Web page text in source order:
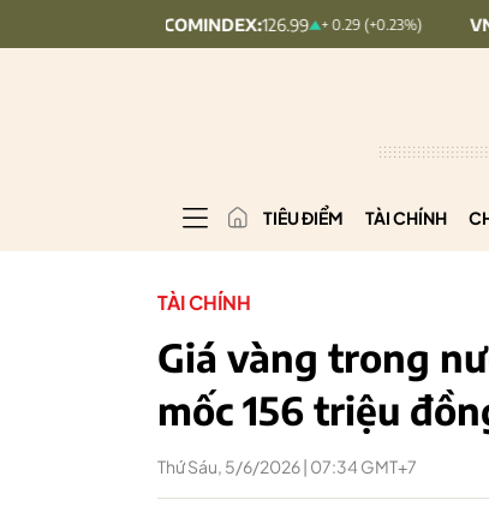
126.99 + 0.29 (+0.23%) VN30:1,911.09
TIÊU ĐIỂM TÀI CHÍNH
TÀI CHÍNH
Giá vàng trong
mốc 156 triệu
Thứ Sáu, 5/6/2026 | 07:34 GMT+7